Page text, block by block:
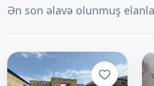
Ən son əlavə olunmuş